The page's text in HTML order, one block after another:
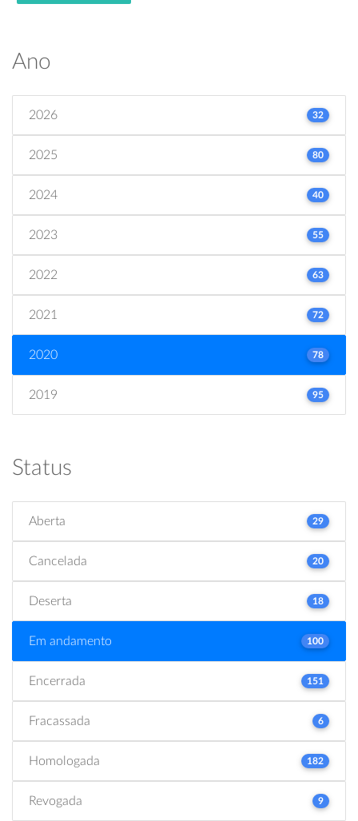
Ano
2026 32
2025 80
2024 40
2023 55
2022 63
2021 72
2020 78
2019 95
Status
Aberta 29
Cancelada 20
Deserta 18
Em andamento 100
Encerrada 151
Fracassada 6
Homologada 182
Revogada 9